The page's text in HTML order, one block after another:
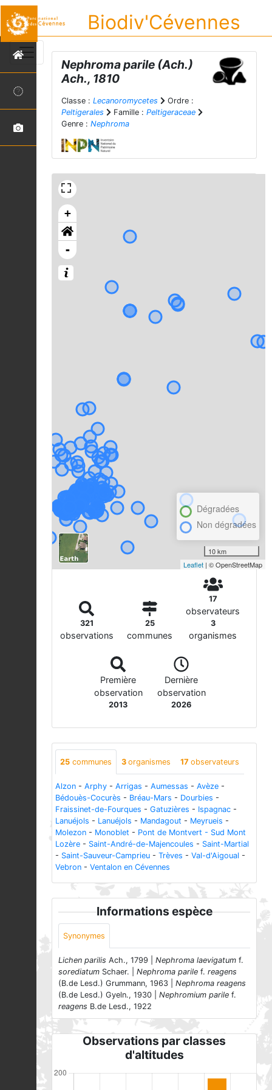
Biodiv'Cévennes
Nephroma parile (Ach.)
Ach., 1810
Classe : Lecanoromycetes
Ordre :
Peltigerales
Famille : Peltigeraceae
Genre : Nephroma
+
-
Dégradées
Non dégradées
10 km
Leaflet | © OpenStreetMap
321
observations
25
communes
17
observateurs
3
organismes
Première
observation
2013
Dernière
observation
2026
25 communes 3 organismes 17 observateurs
Alzon - Arphy - Arrigas - Aumessas - Avèze -
Bédouès-Cocurès - Bréau-Mars - Dourbies -
Fraissinet-de-Fourques - Gatuzières - Ispagnac -
Lanuéjols - Lanuéjols - Mandagout - Meyrueis -
Molezon - Monoblet - Pont de Montvert - Sud Mont
Lozère - Saint-André-de-Majencoules - Saint-Martial
- Saint-Sauveur-Camprieu - Trèves - Val-d'Aigoual -
Vebron - Ventalon en Cévennes
Informations espèce
Synonymes
Lichen parilis Ach., 1799 | Nephroma laevigatum f.
sorediatum Schaer. | Nephroma parile f. reagens
(B.de Lesd.) Grummann, 1963 | Nephroma reagens
(B.de Lesd.) Gyeln., 1930 | Nephromium parile f.
reagens B.de Lesd., 1922
Observations par classes
d'altitudes